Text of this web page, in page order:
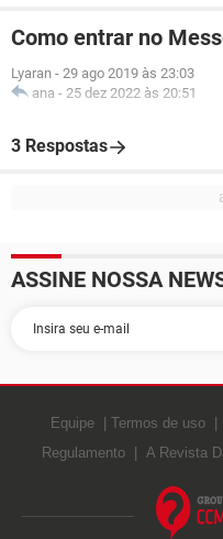
Como entrar no
Lyaran - 29 ago 2019 às 23:03
ana - 25 dez 2022 às 20:51
3 Respostas
ASSINE NOSSA
Equipe Termos de uso
Regulamento
A Revista